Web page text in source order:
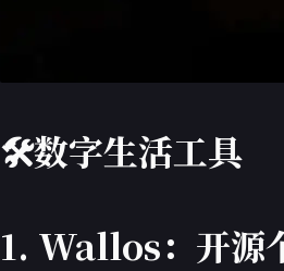
🛠️数字生活工具
1. Wallos：开源